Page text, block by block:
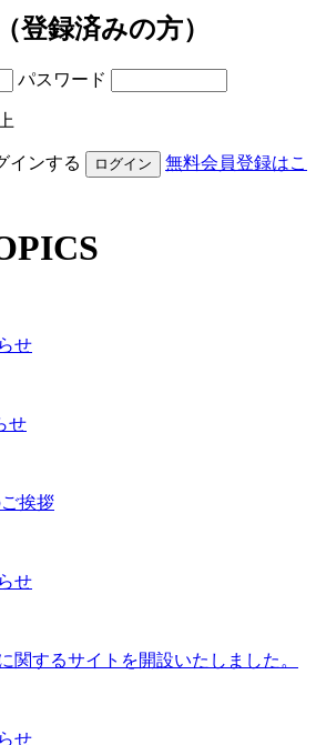
登録済みの方）
パスワード
インする
無料会員登録はこ
せ
せ
挨拶
せ
関するサイトを開設いたしました。
せ